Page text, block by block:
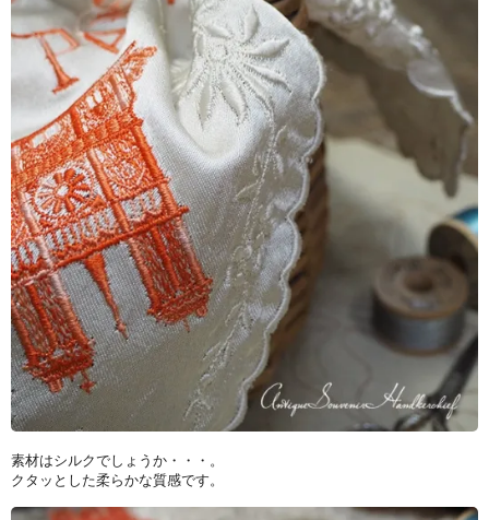
素材はシルクでしょうか・・・。
クタッとした柔らかな質感です。